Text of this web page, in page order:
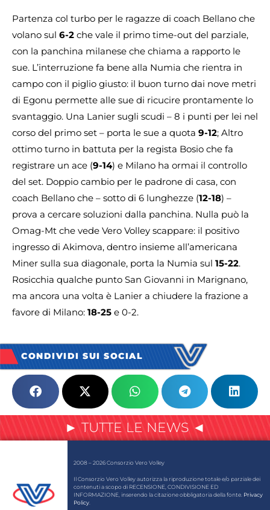
Partenza col turbo per le ragazze di coach Bellano che
volano sul 6-2 che vale il primo time-out del parziale,
con la panchina milanese che chiama a rapporto le
sue. L’interruzione fa bene alla Numia che rientra in
campo con il piglio giusto: il buon turno dai nove metri
di Egonu permette alle sue di ricucire prontamente lo
svantaggio. Una Lanier sugli scudi – 8 i punti per lei nel
corso del primo set – porta le sue a quota 9-12; Altro
ottimo turno in battuta per la regista Bosio che fa
registrare un ace (9-14) e Milano ha ormai il controllo
del set. Doppio cambio per le padrone di casa, con
coach Bellano che – sotto di 6 lunghezze (12-18) –
prova a cercare soluzioni dalla panchina. Nulla può la
Omag-Mt che vede Vero Volley scappare: il positivo
ingresso di Akimova, dentro insieme all’americana
Miner sulla sua diagonale, porta la Numia sul 15-22.
Rosicchia qualche punto San Giovanni in Marignano,
ma ancora una volta è Lanier a chiudere la frazione a
favore di Milano: 18-25 e 0-2.
CONDIVIDI SUI SOCIAL
► TUTTE LE NEWS ◄
2008 – 2026 Consorzio Vero Volley
Il Consorzio Vero Volley autorizza la riproduzione totale e/o parziale dei
contenuti a scopo di RECENSIONE, CONDIVISIONE ED
INFORMAZIONE, inserendo la citazione obbligatoria della fonte. Privacy
Policy